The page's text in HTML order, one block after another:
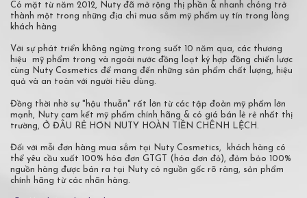
Có mặt từ năm 2012, Nuty đã mở rộng thị phần & nhanh chóng trở
thành một trong những địa chỉ mua sắm mỹ phẩm uy tín trong lòng
khách hàng
Với sự phát triển không ngừng trong suốt 10 năm qua, các thương
hiệu mỹ phẩm trong và ngoài nước đồng loạt ký hợp đồng chiến lược
cùng Nuty Cosmetics để mang đến những sản phẩm chất lượng, hiệu
quả và an toàn với người tiêu dùng.
Đồng thời nhờ sự "hậu thuẫn" rất lớn từ các tập đoàn mỹ phẩm lớn
mạnh, Nuty cam kết mỹ phẩm chính hãng & có giá bán lẻ rẻ nhất thị
trường, Ở ĐÂU RẺ HƠN NUTY HOÀN TIỀN CHÊNH LỆCH.
Đối với mỗi đơn hàng mua sắm tại Nuty Cosmetics, khách hàng có
thể yêu cầu xuất 100% hóa đơn GTGT (hóa đơn đỏ), đảm bảo 100%
nguồn hàng được bán ra tại Nuty có nguồn gốc rõ ràng, sản phẩm
chính hãng từ các nhãn hàng.